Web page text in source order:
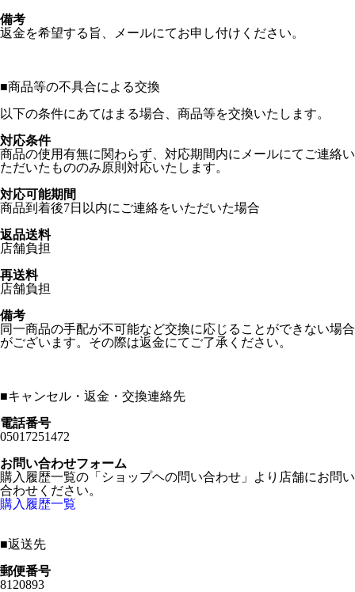
備考
返金を希望する旨、メールにてお申し付けください。
■商品等の不具合による交換
以下の条件にあてはまる場合、商品等を交換いたします。
対応条件
商品の使用有無に関わらず、対応期間内にメールにてご連絡い
ただいたもののみ原則対応いたします。
対応可能期間
商品到着後7日以内にご連絡をいただいた場合
返品送料
店舗負担
再送料
店舗負担
備考
同一商品の手配が不可能など交換に応じることができない場合
がございます。その際は返金にてご了承ください。
■キャンセル・返金・交換連絡先
電話番号
05017251472
お問い合わせフォーム
購入履歴一覧の「ショップヘの問い合わせ」より店舗にお問い
合わせください。
購入履歴一覧
■返送先
郵便番号
8120893